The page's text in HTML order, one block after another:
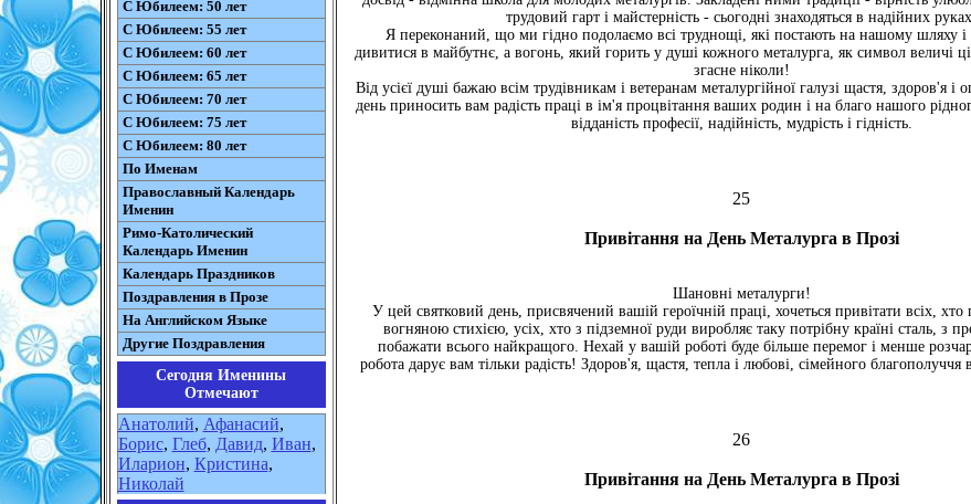
С Юбилеем: 50 лет
С Юбилеем: 55 лет
С Юбилеем: 60 лет
С Юбилеем: 65 лет
С Юбилеем: 70 лет
С Юбилеем: 75 лет
С Юбилеем: 80 лет
По Именам
Православный Календарь
Именин
Римо-Католический
Календарь Именин
Календарь Праздников
Поздравления в Прозе
На Английском Языке
Другие Поздравления
Сегодня Именины
Отмечают
Анатолий, Афанасий,
Борис, Глеб, Давид, Иван,
Иларион, Кристина,
Николай
трудовий гарт і майстерність - сьогодні знаходяться в надійних
Я переконаний, що ми гідно подолаємо всі труднощі, які постають на нашому шляху
дивитися в майбутнє, а вогонь, який горить у душі кожного металурга, як символ величі
згасне ніколи!
Від усієї душі бажаю всім трудівникам і ветеранам металургійної галузі щастя, здоров'я
день приносить вам радість праці в ім'я процвітання ваших родин і на благо нашого
відданість професії, надійність, мудрість і гідність.
25
Привітання на День Металурга в Прозі
Шановні металурги!
У цей святковий день, присвячений вашій героїчній праці, хочеться привітати всіх, хто
вогняною стихією, усіх, хто з підземної руди виробляє таку потрібну країні сталь, з
побажати всього найкращого. Нехай у вашій роботі буде більше перемог і менше
робота дарує вам тільки радість! Здоров'я, щастя, тепла і любові, сімейного
26
Привітання на День Металурга в Прозі